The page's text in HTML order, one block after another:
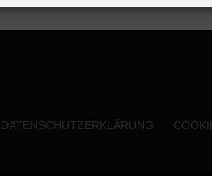
DATENSCHUTZERKLÄRUNG